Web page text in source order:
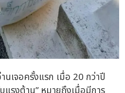
เจอครั้งแรก เมื่อ 20 กว่าปี